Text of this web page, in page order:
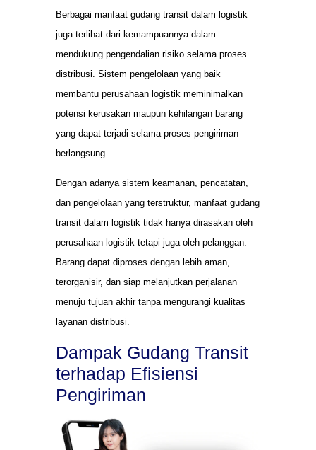
Berbagai manfaat gudang transit dalam logistik
juga terlihat dari kemampuannya dalam
mendukung pengendalian risiko selama proses
distribusi. Sistem pengelolaan yang baik
membantu perusahaan logistik meminimalkan
potensi kerusakan maupun kehilangan barang
yang dapat terjadi selama proses pengiriman
berlangsung.
Dengan adanya sistem keamanan, pencatatan,
dan pengelolaan yang terstruktur, manfaat gudang
transit dalam logistik tidak hanya dirasakan oleh
perusahaan logistik tetapi juga oleh pelanggan.
Barang dapat diproses dengan lebih aman,
terorganisir, dan siap melanjutkan perjalanan
menuju tujuan akhir tanpa mengurangi kualitas
layanan distribusi.
Dampak Gudang Transit
terhadap Efisiensi
Pengiriman